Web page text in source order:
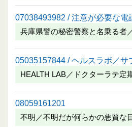
07038493982 / 注意が必要な電
兵庫県警の秘密警察と名乗る者
05035157844 / ヘルスラボ／サ
HEALTH LAB／ドクターラテ定
08059161201
不明／不明だが何らかの悪質な